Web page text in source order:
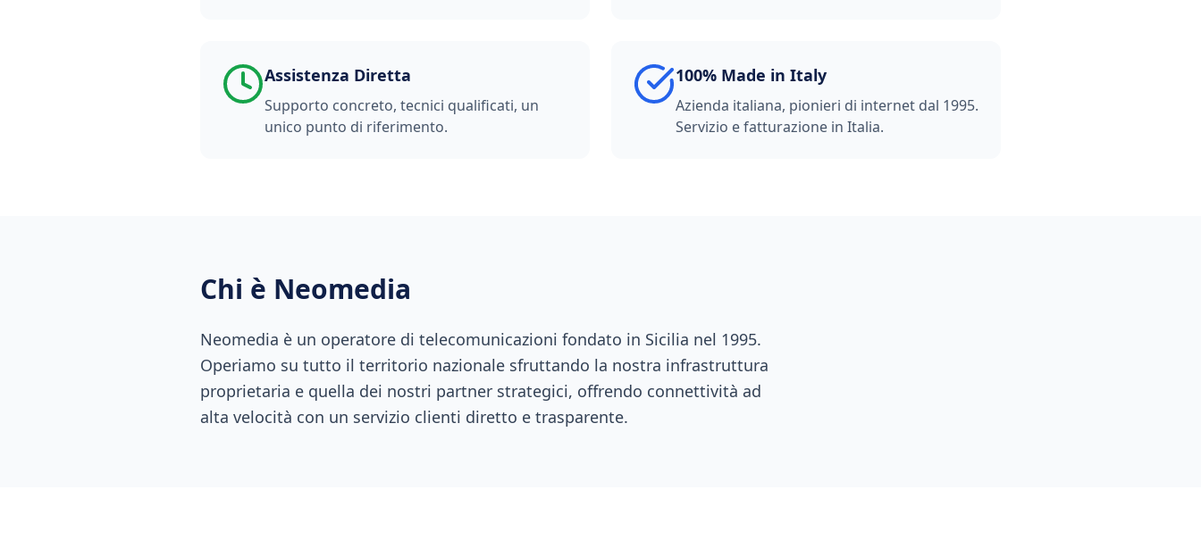
Assistenza Diretta
Supporto concreto, tecnici qualificati, un
unico punto di riferimento.
100% Made in Italy
Azienda italiana, pionieri di internet dal 1995.
Servizio e fatturazione in Italia.
Chi è Neomedia
Neomedia è un operatore di telecomunicazioni fondato in Sicilia nel 1995.
Operiamo su tutto il territorio nazionale sfruttando la nostra infrastruttura
proprietaria e quella dei nostri partner strategici, offrendo connettività ad
alta velocità con un servizio clienti diretto e trasparente.